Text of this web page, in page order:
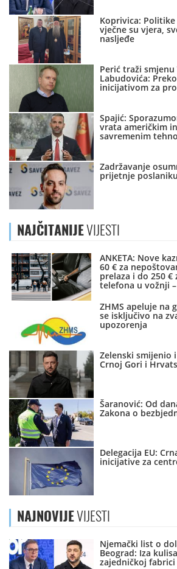
Koprivica:
vječne su vjera,
nasljeđe
Perić traži
Labudovića:
inicijativom za
Spajić:
vrata američkim
savremenim
Zadržavanje
prijetnje
NAJČITANIJEVIJESTI
ANKETA: Nove
60 € za
prelaza i do 250 €
telefona u vožnji
ZHMS apeluje na
se isključivo na
upozorenja
Zelenski smijenio
Crnoj Gori i
Šaranović: Od
Zakona o
Delegacija EU:
inicijative za
NAJNOVIJEVIJESTI
Njemački list o
Beograd: Iza
zajedničkoj